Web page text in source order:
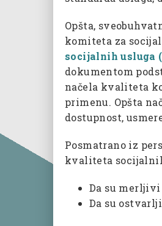
Opšta,
komiteta za
socijalnih usluga
dokumentom
načela kvaliteta
primenu. Opšta
dostupnost,
Posmatrano iz
kvaliteta
Da su merljivi
Da su